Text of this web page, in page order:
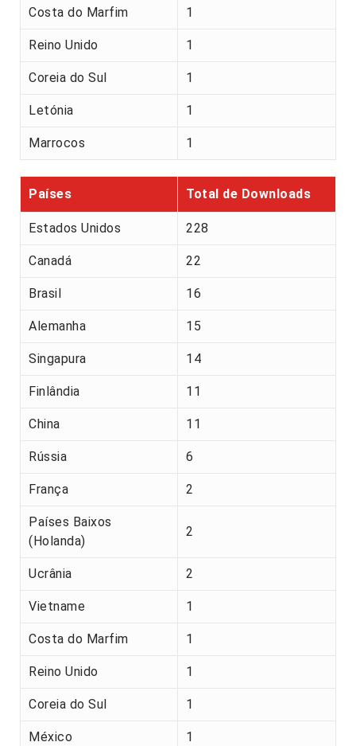
Costa do Marfim 1
Reino Unido 1
Coreia do Sul 1
Letónia 1
Marrocos 1
Países Total de Downloads
Estados Unidos 228
Canadá 22
Brasil 16
Alemanha 15
Singapura 14
Finlândia 11
China 11
Rússia 6
França 2
Países Baixos
(Holanda)
2
Ucrânia 2
Vietname 1
Costa do Marfim 1
Reino Unido 1
Coreia do Sul 1
México 1